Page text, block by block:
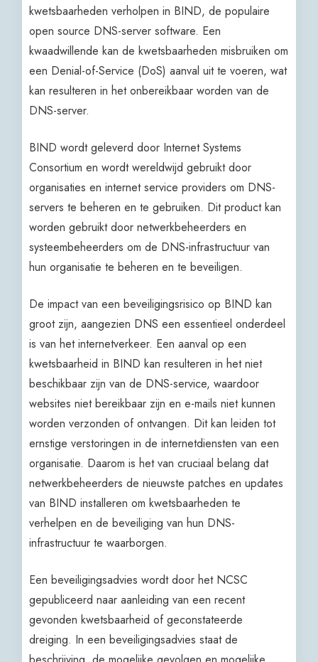
kwetsbaarheden verholpen in BIND, de populaire
open source DNS-server software. Een
kwaadwillende kan de kwetsbaarheden misbruiken om
een Denial-of-Service (DoS) aanval uit te voeren, wat
kan resulteren in het onbereikbaar worden van de
DNS-server.
BIND wordt geleverd door Internet Systems
Consortium en wordt wereldwijd gebruikt door
organisaties en internet service providers om DNS-
servers te beheren en te gebruiken. Dit product kan
worden gebruikt door netwerkbeheerders en
systeembeheerders om de DNS-infrastructuur van
hun organisatie te beheren en te beveiligen.
De impact van een beveiligingsrisico op BIND kan
groot zijn, aangezien DNS een essentieel onderdeel
is van het internetverkeer. Een aanval op een
kwetsbaarheid in BIND kan resulteren in het niet
beschikbaar zijn van de DNS-service, waardoor
websites niet bereikbaar zijn en e-mails niet kunnen
worden verzonden of ontvangen. Dit kan leiden tot
ernstige verstoringen in de internetdiensten van een
organisatie. Daarom is het van cruciaal belang dat
netwerkbeheerders de nieuwste patches en updates
van BIND installeren om kwetsbaarheden te
verhelpen en de beveiliging van hun DNS-
infrastructuur te waarborgen.
Een beveiligingsadvies wordt door het NCSC
gepubliceerd naar aanleiding van een recent
gevonden kwetsbaarheid of geconstateerde
dreiging. In een beveiligingsadvies staat de